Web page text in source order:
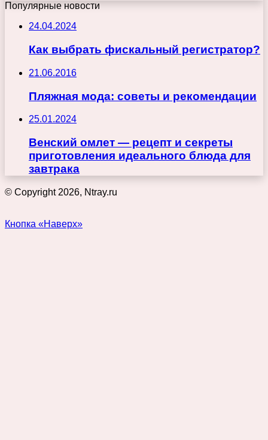
Популярные новости
24.04.2024
Как выбрать фискальный регистратор?
21.06.2016
Пляжная мода: советы и рекомендации
25.01.2024
Венский омлет — рецепт и секреты
приготовления идеального блюда для
завтрака
© Copyright 2026, Ntray.ru
Кнопка «Наверх»